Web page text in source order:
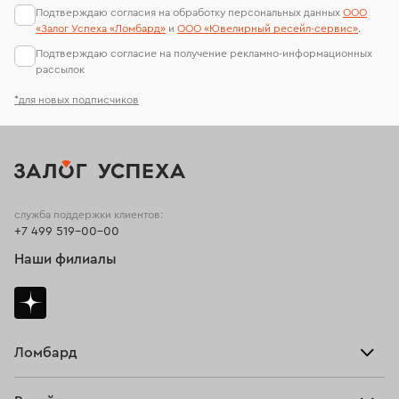
*для новых подписчиков
Подтверждаю согласия на обработку персональных данных ООО
«Залог Успеха «Ломбард» и ООО «Ювелирный ресейл-сервиc».
Подтверждаю согласие на получение рекламно-информационных
рассылок
Ломбард
служба поддержки клиентов:
+7 499 519-00-00
Наши филиалы